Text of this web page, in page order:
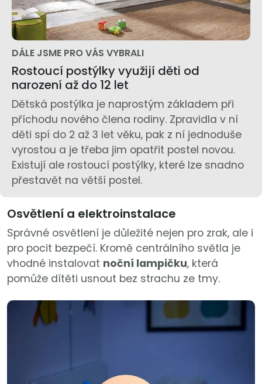
DÁLE JSME PRO VÁS VYBRALI
Rostoucí postýlky využijí děti od
narození až do 12 let
Dětská postýlka je naprostým základem při
příchodu nového člena rodiny. Zpravidla v ní
děti spí do 2 až 3 let věku, pak z ní jednoduše
vyrostou a je třeba jim opatřit postel novou.
Existují ale rostoucí postýlky, které lze snadno
přestavět na větší postel.
Osvětlení a elektroinstalace
Správné osvětlení je důležité nejen pro zrak, ale i
pro pocit bezpečí. Kromě centrálního světla je
vhodné instalovat noční lampičku, která
pomůže dítěti usnout bez strachu ze tmy.